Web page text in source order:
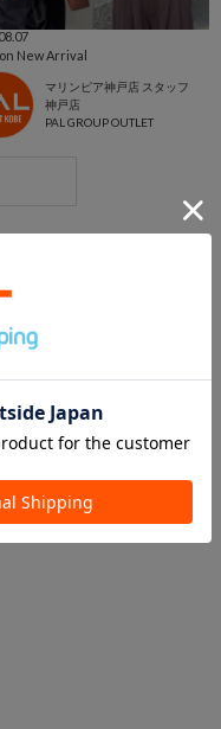
New Arrival
マリンピア神戸店 スタッフ
神戸店
PAL GROUP OUTLET
ロPLAY